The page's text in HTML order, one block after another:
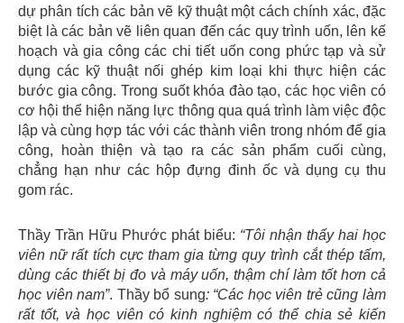
dự phân tích các bản vẽ kỹ thuật một cách chính xác, đặc
biệt là các bản vẽ liên quan đến các quy trình uốn, lên kế
hoạch và gia công các chi tiết uốn cong phức tạp và sử
dụng các kỹ thuật nối ghép kim loại khi thực hiện các
bước gia công. Trong suốt khóa đào tạo, các học viên có
cơ hội thể hiện năng lực thông qua quá trình làm việc độc
lập và cùng hợp tác với các thành viên trong nhóm để gia
công, hoàn thiện và tạo ra các sản phẩm cuối cùng,
chẳng hạn như các hộp đựng đinh ốc và dụng cụ thu
gom rác.
Thầy Trần Hữu Phước phát biểu: “Tôi nhận thấy hai học
viên nữ rất tích cực tham gia từng quy trình cắt thép tấm,
dùng các thiết bị đo và máy uốn, thậm chí làm tốt hơn cả
học viên nam”. Thầy bổ sung: “Các học viên trẻ cũng làm
rất tốt, và học viên có kinh nghiệm có thể chia sẻ kiến